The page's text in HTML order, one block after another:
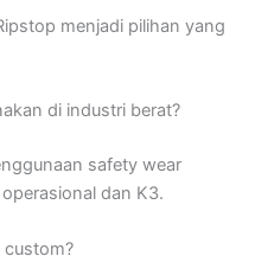
menjadi pilihan yang
di industri berat?
safety wear
dan K3.
custom?